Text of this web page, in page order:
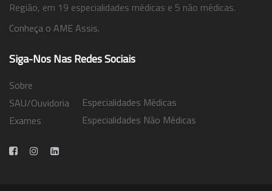
Região, em 19 especialidades médicas e 5 não médicas.
Conheça o AME Assis.
Siga-Nos Nas Redes Sociais
Sobre
SAU/Ouvidoria
Exames
Especialidades Médicas
Especialidades Não Médicas